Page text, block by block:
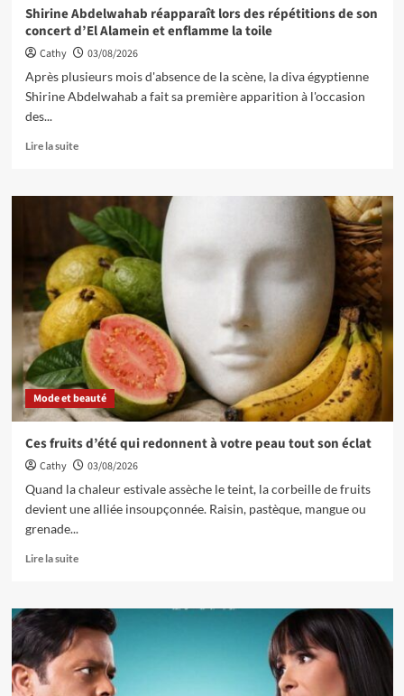
Shirine Abdelwahab réapparaît lors des répétitions de son
concert d’El Alamein et enflamme la toile
Cathy
03/08/2026
Après plusieurs mois d'absence de la scène, la diva égyptienne
Shirine Abdelwahab a fait sa première apparition à l'occasion
des...
Lire la suite
Mode et beauté
Ces fruits d’été qui redonnent à votre peau tout son éclat
Cathy
03/08/2026
Quand la chaleur estivale assèche le teint, la corbeille de fruits
devient une alliée insoupçonnée. Raisin, pastèque, mangue ou
grenade...
Lire la suite